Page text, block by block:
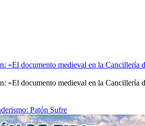
«El documento medieval en la Cancillería
«El documento medieval en la Cancillería
Patón Sufre